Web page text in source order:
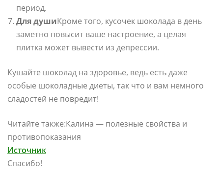
период.
Для душиКроме того, кусочек шоколада в день
заметно повысит ваше настроение, а целая
плитка может вывести из депрессии.
Кушайте шоколад на здоровье, ведь есть даже
особые шоколадные диеты, так что и вам немного
сладостей не повредит!
Читайте также:Калина — полезные свойства и
противопоказания
Источник
Спасибо!